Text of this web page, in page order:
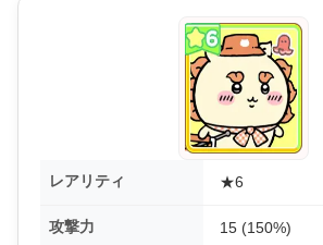
レアリティ ★6
攻撃力 15 (150%)